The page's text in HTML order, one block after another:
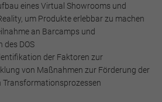
eines Virtual Showrooms und
um Produkte erlebbar zu machen
an Barcamps und
des DOS
der Faktoren zur
von Maßnahmen zur Förderung der
Transformationsprozessen
Statistik
Cookies werden verwendet, um
aktivieren. Hierbei werden können